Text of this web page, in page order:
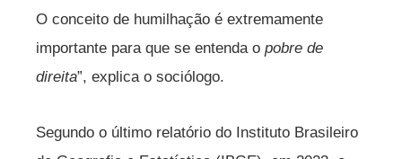
O conceito de humilhação é extremamente
importante para que se entenda o pobre de
direita”, explica o sociólogo.
Segundo o último relatório do Instituto Brasileiro